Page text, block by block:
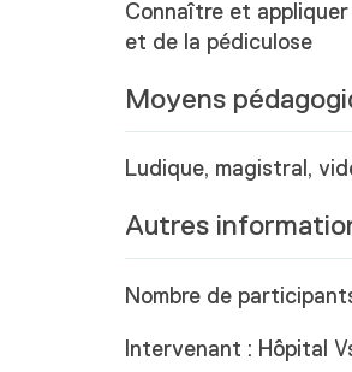
Connaître et
et de la pédiculose
Moyens
Ludique, magistral,
Autres
Nombre de
Intervenant : Hôpital